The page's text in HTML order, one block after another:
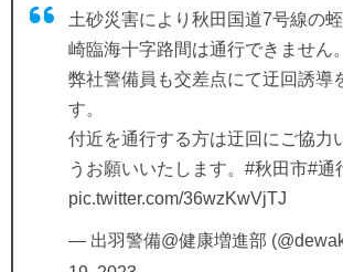
土砂災害により秋田国道7号線の
崎臨海十字路間は通行できません。
弊社警備員も交差点にて迂回誘導
す。
付近を通行する方は迂回にご協力
うお願いいたします。 #秋田市#通
pic.twitter.com/36wzKwVjTJ
— 出羽警備@健康増進部